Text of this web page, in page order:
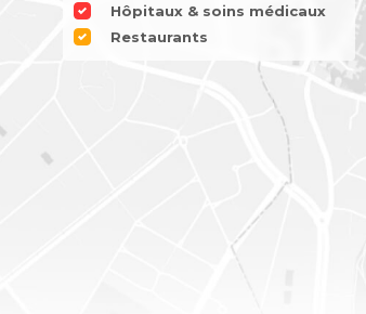
Hôpitaux & soins médicaux
Restaurants